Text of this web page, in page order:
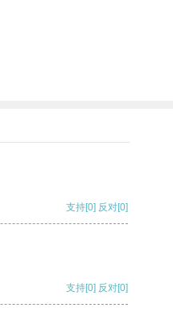
支持[0] 反对[0]
支持[0] 反对[0]